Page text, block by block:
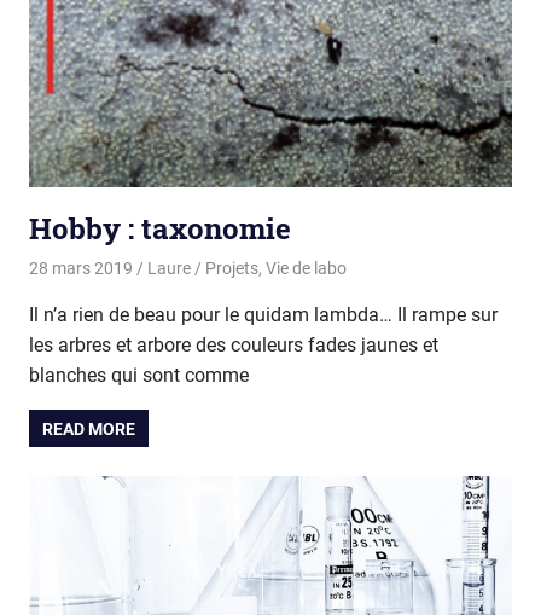
Hobby : taxonomie
28 mars 2019 Laure Projets, Vie de labo
Il n’a rien de beau pour le quidam lambda… Il rampe sur
les arbres et arbore des couleurs fades jaunes et
blanches qui sont comme
READ MORE